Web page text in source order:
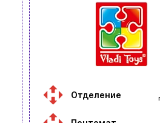
Отделение